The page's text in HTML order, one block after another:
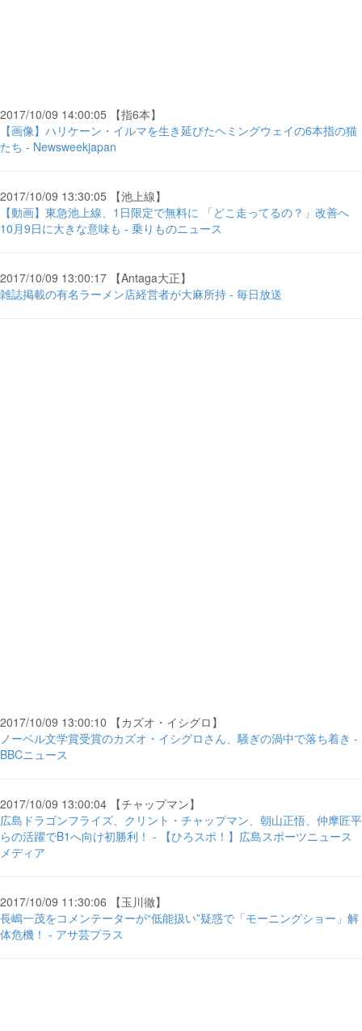
2017/10/09 14:00:05 【指6本】
【画像】ハリケーン・イルマを生き延びたヘミングウェイの6本指の猫
たち - Newsweekjapan
2017/10/09 13:30:05 【池上線】
【動画】東急池上線、1日限定で無料に 「どこ走ってるの？」改善へ
10月9日に大きな意味も - 乗りものニュース
2017/10/09 13:00:17 【Antaga大正】
雑誌掲載の有名ラーメン店経営者が大麻所持 - 毎日放送
2017/10/09 13:00:10 【カズオ・イシグロ】
ノーベル文学賞受賞のカズオ・イシグロさん、騒ぎの渦中で落ち着き -
BBCニュース
2017/10/09 13:00:04 【チャップマン】
広島ドラゴンフライズ、クリント・チャップマン、朝山正悟、仲摩匠平
らの活躍でB1へ向け初勝利！ - 【ひろスポ！】広島スポーツニュース
メディア
2017/10/09 11:30:06 【玉川徹】
長嶋一茂をコメンテーターが“低能扱い”疑惑で「モーニングショー」解
体危機！ - アサ芸プラス